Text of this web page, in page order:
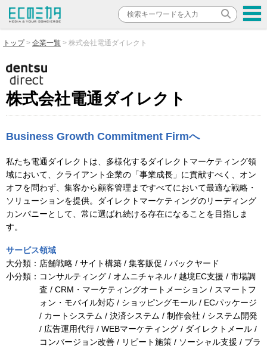
トップ 企業一覧 株式会社電通ダイレクト
株式会社電通ダイレクト
Business Growth Commitment Firmへ
私たち電通ダイレクトは、多様化するダイレクトマーケティング領
域において、クライアント企業の「事業成長」に貢献すべく、オン
オフを問わず、集客から顧客管理まですべてにおいて最適な戦略・
ソリューションを提供。ダイレクトマーケティングのリーディング
カンパニーとして、常に選ばれ続ける存在になることを目指しま
す。
サービス領域
大分類： 店舗戦略 / サイト構築 / 集客販促 / バックヤード
小分類： コンサルティング / オムニチャネル / 越境EC支援 / 市場調
査 / CRM・マーケティングオートメーション / スマートフ
ォン・モバイル対応 / ショッピングモール / ECパッケージ
/ カートシステム / 決済システム / 制作会社 / システム開発
/ 広告運用代行 / WEBマーケティング / ダイレクトメール /
コンバージョン改善 / リピート施策 / ソーシャル支援 / ブラ